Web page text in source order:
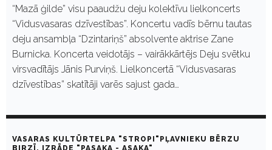
“Mazā ģilde” visu paaudžu deju kolektīvu lielkoncerts
“Vidusvasaras dzīvestības”. Koncertu vadīs bērnu tautas
deju ansambļa “Dzintariņš” absolvente aktrise Zane
Burnicka. Koncerta veidotājs – vairākkārtējs Deju svētku
virsvadītājs Jānis Purviņš. Lielkoncertā “Vidusvasaras
dzīvestības” skatītāji varēs sajust gada…
VASARAS KULTŪRTELPA "STROPI"PĻAVNIEKU BĒRZU
BIRZĪ. IZRĀDE "PASAKA - ASAKA"